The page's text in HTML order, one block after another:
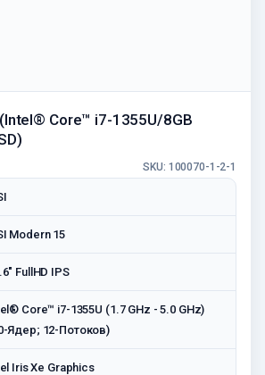
Core™ i7-1355U/8GB
SKU: 100070-1-2-1
Modern 15
FullHD IPS
Core™ i7-1355U (1.7 GHz - 5.0 GHz)
Ядeр; 12-Потоков)
Iris Xe Graphics